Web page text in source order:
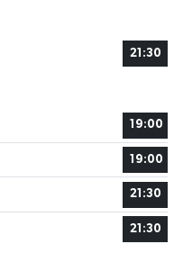
21:30
19:00
19:00
21:30
21:30